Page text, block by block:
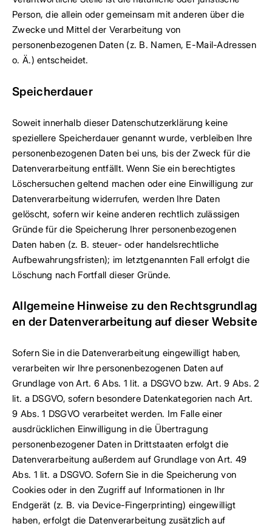
Person, die allein oder gemeinsam mit anderen über die
Zwecke und Mittel der Verarbeitung von
personenbezogenen Daten (z. B. Namen, E-Mail-Adressen
o. Ä.) entscheidet.
Speicherdauer
Soweit innerhalb dieser Datenschutzerklärung keine
speziellere Speicherdauer genannt wurde, verbleiben Ihre
personenbezogenen Daten bei uns, bis der Zweck für die
Datenverarbeitung entfällt. Wenn Sie ein berechtigtes
Löschersuchen geltend machen oder eine Einwilligung zur
Datenverarbeitung widerrufen, werden Ihre Daten
gelöscht, sofern wir keine anderen rechtlich zulässigen
Gründe für die Speicherung Ihrer personenbezogenen
Daten haben (z. B. steuer- oder handelsrechtliche
Aufbewahrungsfristen); im letztgenannten Fall erfolgt die
Löschung nach Fortfall dieser Gründe.
Allgemeine Hinweise zu den Rechtsgrundlag
en der Datenverarbeitung auf dieser Website
Sofern Sie in die Datenverarbeitung eingewilligt haben,
verarbeiten wir Ihre personenbezogenen Daten auf
Grundlage von Art. 6 Abs. 1 lit. a DSGVO bzw. Art. 9 Abs. 2
lit. a DSGVO, sofern besondere Datenkategorien nach Art.
9 Abs. 1 DSGVO verarbeitet werden. Im Falle einer
ausdrücklichen Einwilligung in die Übertragung
personenbezogener Daten in Drittstaaten erfolgt die
Datenverarbeitung außerdem auf Grundlage von Art. 49
Abs. 1 lit. a DSGVO. Sofern Sie in die Speicherung von
Cookies oder in den Zugriff auf Informationen in Ihr
Endgerät (z. B. via Device-Fingerprinting) eingewilligt
haben, erfolgt die Datenverarbeitung zusätzlich auf